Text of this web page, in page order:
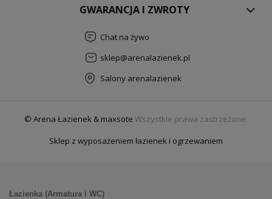
GWARANCJA I ZWROTY
Chat na żywo
sklep@arenalazienek.pl
Salony arenalazienek
© Arena Łazienek & maxsote Wszystkie prawa zastrzeżone.
Sklep z wyposażeniem łazienek i ogrzewaniem
Łazienka (Armatura i WC)